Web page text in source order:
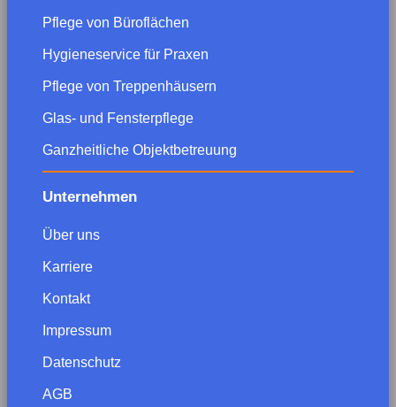
Pflege von Büroflächen
Hygieneservice für Praxen
Pflege von Treppenhäusern
Glas- und Fensterpflege
Ganzheitliche Objektbetreuung
Unternehmen
Über uns
Karriere
Kontakt
Impressum
Datenschutz
AGB